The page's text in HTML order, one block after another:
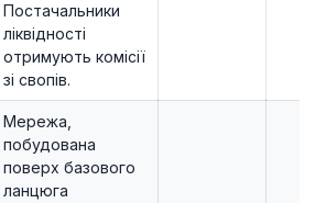
Постачальники
ліквідності
отримують комісії
зі свопів.
Мережа,
побудована
поверх базового
ланцюга